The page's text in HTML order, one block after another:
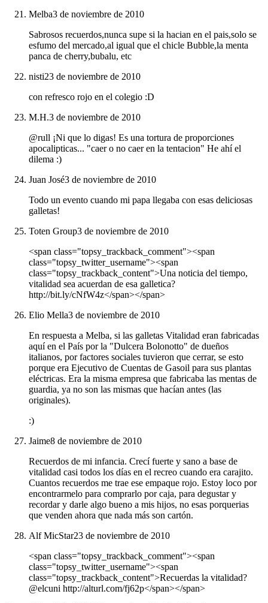
Melba3 de noviembre de 2010
Sabrosos recuerdos,nunca supe si la hacian en el pais,solo se
esfumo del mercado,al igual que el chicle Bubble,la menta
panca de cherry,bubalu, etc
nisti23 de noviembre de 2010
con refresco rojo en el colegio :D
M.H.3 de noviembre de 2010
@rull ¡Ni que lo digas! Es una tortura de proporciones
apocalipticas... "caer o no caer en la tentacion" He ahí el
dilema :)
Juan José3 de noviembre de 2010
Todo un evento cuando mi papa llegaba con esas deliciosas
galletas!
Toten Group3 de noviembre de 2010
<span class="topsy_trackback_comment"><span
class="topsy_twitter_username"><span
class="topsy_trackback_content">Una noticia del tiempo,
vitalidad sea acuerdan de esa galletica?
http://bit.ly/cNfW4z</span></span>
Elio Mella3 de noviembre de 2010
En respuesta a Melba, si las galletas Vitalidad eran fabricadas
aquí en el País por la "Dulcera Bolonotto" de dueños
italianos, por factores sociales tuvieron que cerrar, se esto
porque era Ejecutivo de Cuentas de Gasoil para sus plantas
eléctricas. Era la misma empresa que fabricaba las mentas de
guardia, ya no son las mismas que hacían antes (las
originales).
:)
Jaime8 de noviembre de 2010
Recuerdos de mi infancia. Crecí fuerte y sano a base de
vitalidad casi todos los días en el recreo cuando era carajito.
Cuantos recuerdos me trae ese empaque rojo. Estoy loco por
encontrarmelo para comprarlo por caja, para degustar y
recordar y darle algo bueno a mis hijos, no esas porquerias
que venden ahora que nada más son cartón.
Alf MicStar23 de noviembre de 2010
<span class="topsy_trackback_comment"><span
class="topsy_twitter_username"><span
class="topsy_trackback_content">Recuerdas la vitalidad?
@elcuni http://alturl.com/fj62p</span></span>